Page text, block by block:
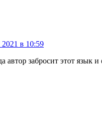
в 10:59
автор забросит этот язык